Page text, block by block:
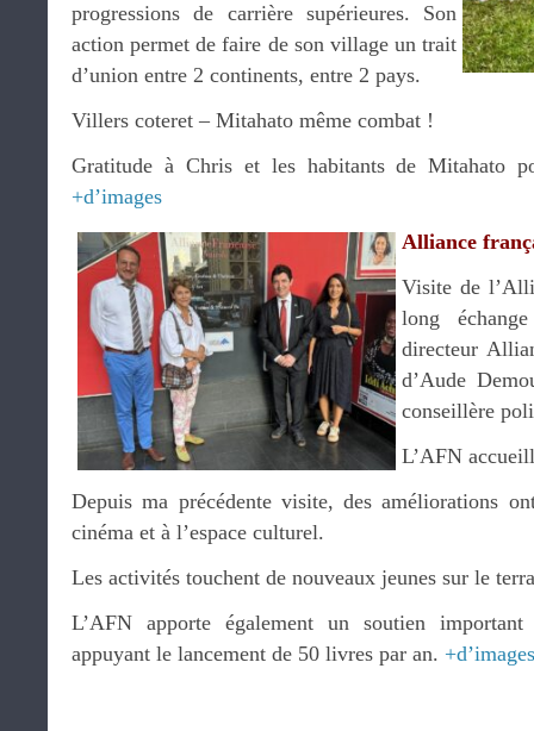
progressions de carrière supérieures. Son
action permet de faire de son village un trait
d’union entre 2 continents, entre 2 pays.
Villers coteret – Mitahato même combat !
Gratitude à Chris et les habitants de Mitahato
+d’images
Alliance
Visite de
long
directeur
d’Aude
conseillère
L’AFN
Depuis ma précédente visite, des améliorations
cinéma et à l’espace culturel.
Les activités touchent de nouveaux jeunes sur le
L’AFN apporte également un soutien
appuyant le lancement de 50 livres par an. +d’images